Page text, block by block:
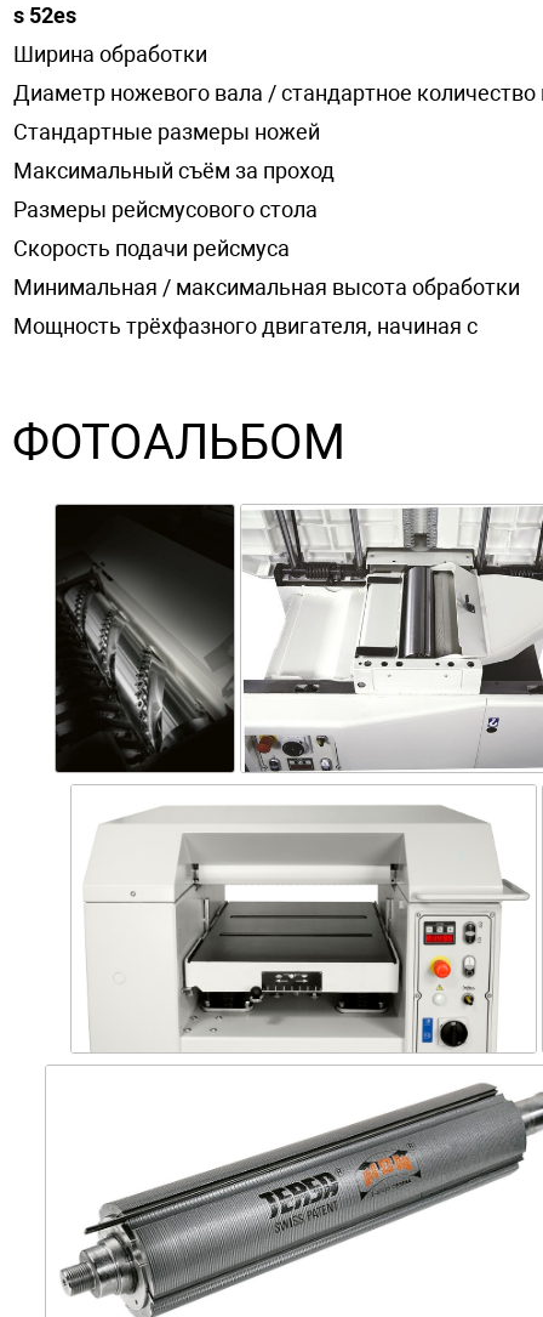
s 52es
Ширина обработки
Диаметр ножевого вала / стандартное
Стандартные размеры ножей
Максимальный съём за проход
Размеры рейсмусового стола
Скорость подачи рейсмуса
Минимальная / максимальная высота обработки
Мощность трёхфазного двигателя, начиная с
ФОТОАЛЬБОМ